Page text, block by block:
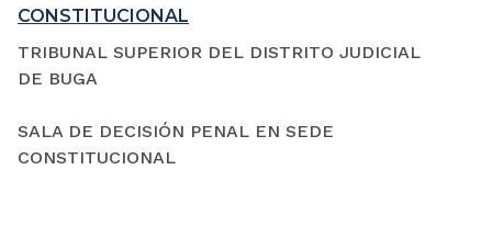
CONSTITUCIONAL
TRIBUNAL SUPERIOR DEL DISTRITO JUDICIAL
DE BUGA
SALA DE DECISIÓN PENAL EN SEDE
CONSTITUCIONAL